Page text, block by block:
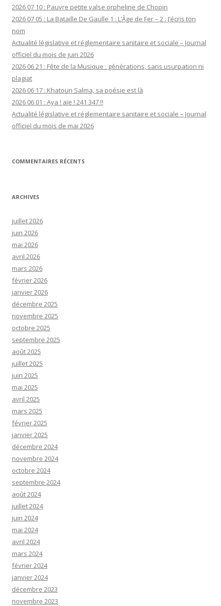
2026 07 10 : Pauvre petite valse orpheline de Chopin
2026 07 05 : La Bataille De Gaulle 1 : L’Âge de Fer – 2 : J’écris ton
nom
Actualité législative et réglementaire sanitaire et sociale – Journal
officiel du mois de juin 2026
2026 06 21 : Fête de la Musique : générations, sans usurpation ni
plagiat
2026 06 17 : Khatoun Salma, sa poésie est là
2026 06 01 : Aya ! aïe ! 241 347 !!
Actualité législative et réglementaire sanitaire et sociale – Journal
officiel du mois de mai 2026
COMMENTAIRES RÉCENTS
ARCHIVES
juillet 2026
juin 2026
mai 2026
avril 2026
mars 2026
février 2026
janvier 2026
décembre 2025
novembre 2025
octobre 2025
septembre 2025
août 2025
juillet 2025
juin 2025
mai 2025
avril 2025
mars 2025
février 2025
janvier 2025
décembre 2024
novembre 2024
octobre 2024
septembre 2024
août 2024
juillet 2024
juin 2024
mai 2024
avril 2024
mars 2024
février 2024
janvier 2024
décembre 2023
novembre 2023